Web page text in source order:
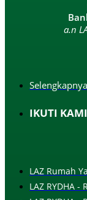
a.n
IKUTI
LAZ Rumah
LAZ RYDHA